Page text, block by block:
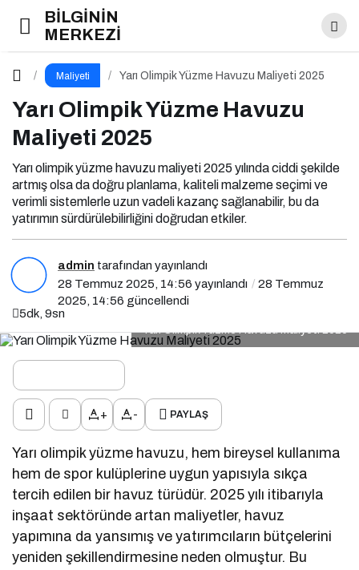
BİLGİNİN
MERKEZİ
Maliyeti Yarı Olimpik Yüzme Havuzu Maliyeti 2025
Yarı Olimpik Yüzme Havuzu
Maliyeti 2025
Yarı olimpik yüzme havuzu maliyeti 2025 yılında ciddi şekilde
artmış olsa da doğru planlama, kaliteli malzeme seçimi ve
verimli sistemlerle uzun vadeli kazanç sağlanabilir, bu da
yatırımın sürdürülebilirliğini doğrudan etkiler.
admin tarafından yayınlandı
28 Temmuz 2025, 14:56 yayınlandı
28 Temmuz
2025, 14:56 güncellendi
5dk, 9sn
Yarı Olimpik Yüzme Havuzu Maliyeti 2025
+ - PAYLAŞ
Yarı olimpik yüzme havuzu, hem bireysel kullanıma
hem de spor kulüplerine uygun yapısıyla sıkça
tercih edilen bir havuz türüdür. 2025 yılı itibarıyla
inşaat sektöründe artan maliyetler, havuz
yapımına da yansımış ve yatırımcıların bütçelerini
yeniden şekillendirmesine neden olmuştur. Bu
Yarı Olimpik Yüzme Havuzu Maliyeti 2025
Yorum Yap